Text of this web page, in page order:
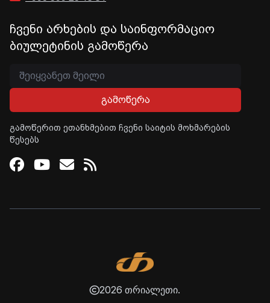
ჩვენი არხების და საინფორმაციო
ბიულეტინის გამოწერა
გამოწერა
გამოწერით ეთანხმებით ჩვენი საიტის მოხმარების
წესებს
Facebook
Youtube
Email
RSS
2026 თრიალეთი.